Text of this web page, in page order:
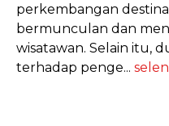
perkembangan
bermunculan dan
wisatawan. Selain itu,
terhadap penge...